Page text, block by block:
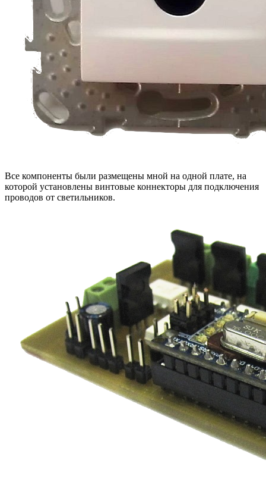
Все компоненты были размещены мной на одной плате, на
которой установлены винтовые коннекторы для подключения
проводов от светильников.